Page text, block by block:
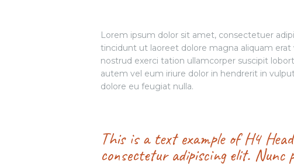
Lorem ipsum dolor sit amet, consectetuer
tincidunt ut laoreet dolore magna aliquam
nostrud exerci tation ullamcorper suscipit
autem vel eum iriure dolor in hendrerit in
dolore eu feugiat nulla.
This is a text example of H4
consectetur adipiscing elit.